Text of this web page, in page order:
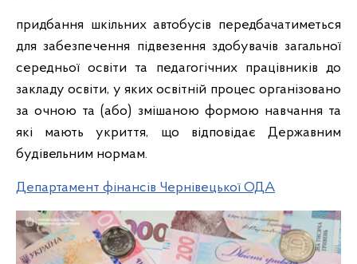
придбання шкільних автобусів передбачатиметься
для забезпечення підвезення здобувачів загальної
середньої освіти та педагогічних працівників до
закладу освіти, у яких освітній процес організовано
за очною та (або) змішаною формою навчання та
які мають укриття, що відповідає Державним
будівельним нормам.
Департамент фінансів Чернівецької ОДА